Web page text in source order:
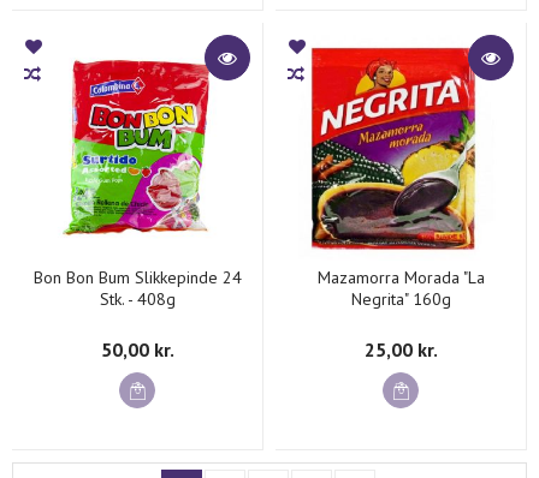
Bon Bon Bum Slikkepinde 24
Stk. - 408g
50,00 kr.
Mazamorra Morada "La
Negrita" 160g
25,00 kr.